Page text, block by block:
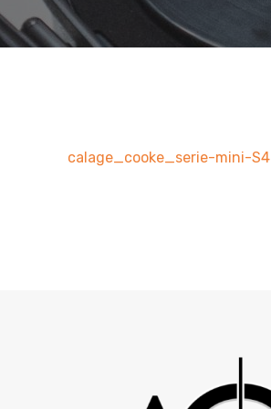
calage_cooke_serie-mini-S4